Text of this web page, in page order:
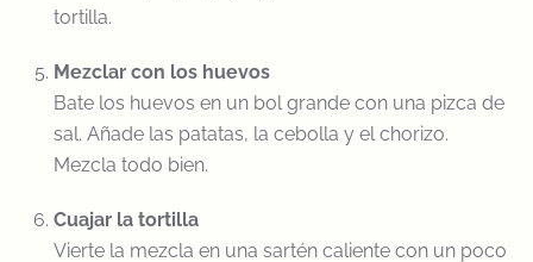
tortilla.
Mezclar con los huevos
Bate los huevos en un bol grande con una pizca de
sal. Añade las patatas, la cebolla y el chorizo.
Mezcla todo bien.
Cuajar la tortilla
Vierte la mezcla en una sartén caliente con un poco